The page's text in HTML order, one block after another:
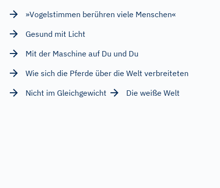
»Vogelstimmen berühren viele Menschen«
Gesund mit Licht
Mit der Maschine auf Du und Du
Wie sich die Pferde über die Welt verbreiteten
Nicht im Gleichgewicht
Die weiße Welt